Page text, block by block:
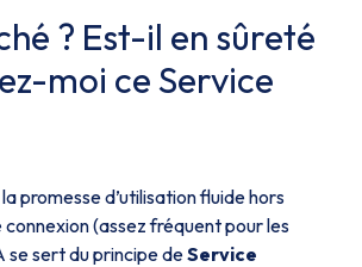
? Est-il en sûreté
moi ce Service
promesse d’utilisation fluide hors
connexion (assez fréquent pour les
se sert du principe deService